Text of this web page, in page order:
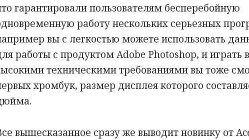
гарантировали пользователям бесперебойную
работу нескольких серьезных
вы с легкостью можете использовать
работы с продуктом Adobe Photoshop, и играть
техническими требованиями вы тоже
хромбук, размер дисплея которого
вышесказанное сразу же выводит новинку от